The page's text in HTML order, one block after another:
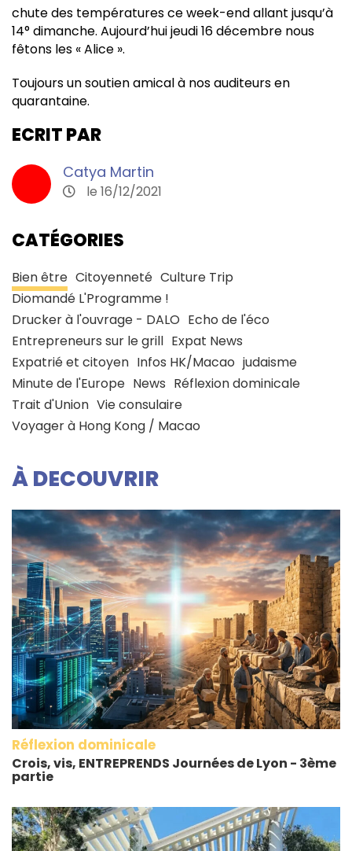
chute des températures ce week-end allant jusqu’à
14° dimanche. Aujourd’hui jeudi 16 décembre nous
fêtons les « Alice ».
Toujours un soutien amical à nos auditeurs en
quarantaine.
ECRIT PAR
Catya Martin
le 16/12/2021
CATÉGORIES
Bien être Citoyenneté Culture Trip
Diomandé L'Programme !
Drucker à l'ouvrage - DALO Echo de l'éco
Entrepreneurs sur le grill Expat News
Expatrié et citoyen Infos HK/Macao judaisme
Minute de l'Europe News Réflexion dominicale
Trait d'Union Vie consulaire
Voyager à Hong Kong / Macao
À DECOUVRIR
Réflexion dominicale
Crois, vis, ENTREPRENDS Journées de Lyon - 3ème
partie